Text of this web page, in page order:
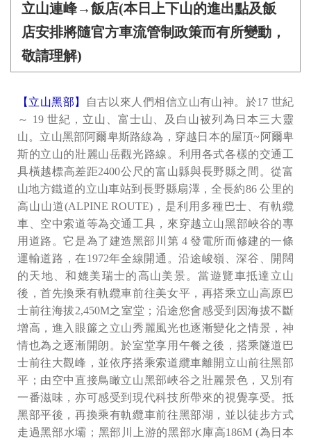
立山連峰→飯店(本日上下山的進出點及飯
店安排將隨官方車流管制政策而有所變動，
敬請理解)
【立山黑部】
自古以來人們相信立山有山神。於17 世紀
～ 19 世紀，立山、富士山、及白山被列為日本三大靈
山。立山黑部阿爾卑斯路線為，穿越日本的屋頂~阿爾卑
斯的立山的壯麗山岳觀光路線。利用各式各樣的交通工
具橫越標高差距2400公尺的富山縣與長野縣之間。從富
山地方鐵道的立山車站到長野縣扇澤，全長約86 公里的
高山山道(ALPINE ROUTE)，是利用多種巴士、有軌纜
車、空中索道等為交通工具，來穿越立山黑部峽谷的專
用道路。它是為了建造黑部川第 4 發電所而修建的一條
運輸道路，在1972年全線開通。沿途峻嶺、深谷、開闊
的天地、和媲美瑞士的高山美景。當遊覽車抵達立山
後，首先換乘有軌纜車前往美女平，再搭乘立山高原巴
士前往海拔2,450M之室堂；沿途您會感受到因海拔不斷
增高，進入眼簾之立山秀麗風光也逐漸變化之情景，神
情也為之逐漸開朗。於室堂享用午餐之後，搭乘隧道巴
士前往大觀峰，並依序搭乘索道纜車離開立山前往黑部
平；由空中直接鳥瞰立山黑部峽谷之壯麗景色，又別有
一番滋味，亦可感受到現代科技所帶來的視覺享受。抵
黑部平後，再換乘有軌纜車前往黑部湖，並以徒步方式
走過黑部水壩；黑部川上游的黑部水庫高186M (為日本